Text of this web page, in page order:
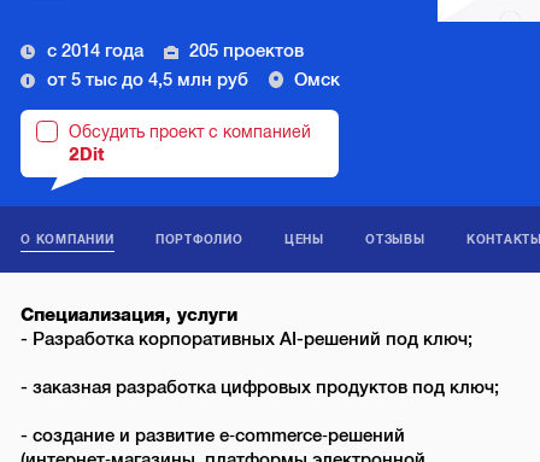
с 2014 года
205 проектов
от 5 тыс до 4,5 млн руб
Омск
Обсудить проект с компанией
2Dit
О КОМПАНИИ ПОРТФОЛИО ЦЕНЫ ОТЗЫВЫ
Специализация, услуги
- Разработка корпоративных AI-решений под ключ;
- заказная разработка цифровых продуктов под ключ;
- создание и развитие e‑commerce‑решений